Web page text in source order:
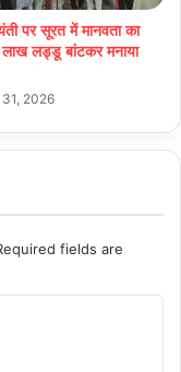
पर सूरत में मानवता का
लड्डू बांटकर मनाया
2026
fields are